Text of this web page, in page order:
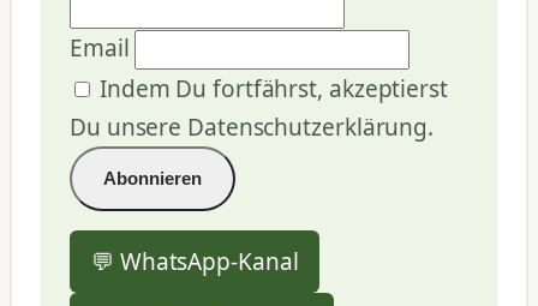
Email
Indem Du fortfährst, akzeptierst
Du unsere Datenschutzerklärung.
💬 WhatsApp-Kanal